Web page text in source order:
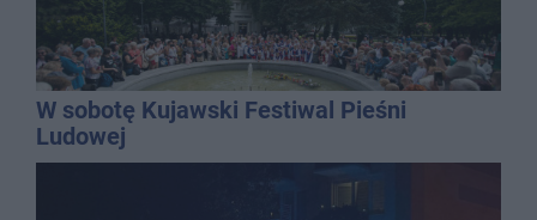
W sobotę Kujawski Festiwal Pieśni
Ludowej